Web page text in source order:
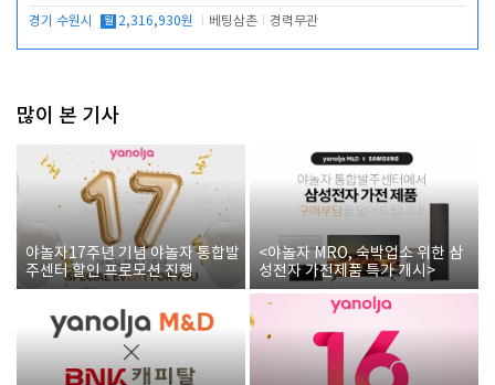
경기 수원시 월 2,316,930원 베팅삼촌 경력무관
많이 본 기사
야놀자17주년 기념 야놀자 통합발
주센터 할인 프로모션 진행
<야놀자 MRO, 숙박업소 위한 삼
성전자 가전제품 특가 개시>